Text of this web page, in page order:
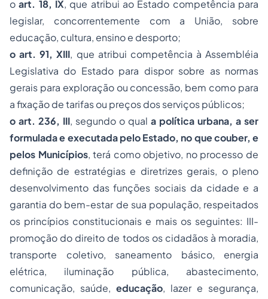
oart. 18, IX, que atribui ao Estado competência para
legislar, concorrentemente com a União, sobre
educação, cultura, ensino e desporto;
o art. 91, XIII, que atribui competência à Assembléia
Legislativa do Estado para dispor sobre as normas
gerais para exploração ou concessão, bem como para
a fixação de tarifas ou preços dos serviços públicos;
o art. 236, III, segundo o qual a política urbana, a ser
formulada e executada pelo Estado, no que couber, e
pelos Municípios, terá como objetivo, no processo de
definição de estratégias e diretrizes gerais, o pleno
desenvolvimento das funções sociais da cidade e a
garantia do bem-estar de sua população, respeitados
os princípios constitucionais e mais os seguintes: III-
promoção do direito de todos os cidadãos à moradia,
transporte coletivo, saneamento básico, energia
elétrica, iluminação pública, abastecimento,
comunicação, saúde, educação, lazer e segurança,